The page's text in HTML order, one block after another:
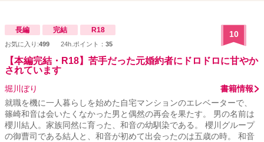
桃の思い出からそのままお読みください。BADエンドルートはこれ
から更新していきます ムーンライトノベルスにも同じものを連載
しています。
長編 完結 R18
お気に入り:499 24h.ポイント： 35
10
【本編完結・R18】苦手だった元婚約者にドロドロに甘やか
されています
堀川ぼり
書籍情報
就職を機に一人暮らしを始めた自宅マンションのエレベーターで、
篠崎和音は会いたくなかった男と偶然の再会を果たす。 男の名前は
櫻川結人。家族同然に育った、和音の幼馴染である。 櫻川グループ
の御曹司である結人と、和音が初めて出会ったのは五歳の時。 和音